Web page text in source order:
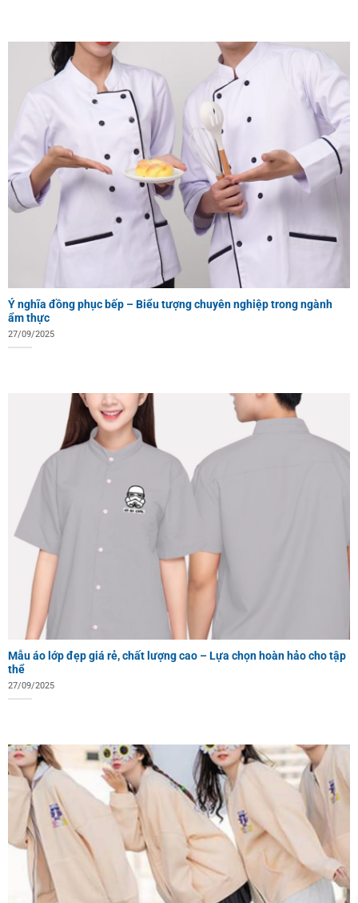
Ý nghĩa đồng phục bếp – Biểu tượng chuyên nghiệp trong ngành
ẩm thực
27/09/2025
Mẫu áo lớp đẹp giá rẻ, chất lượng cao – Lựa chọn hoàn hảo cho tập
thể
27/09/2025